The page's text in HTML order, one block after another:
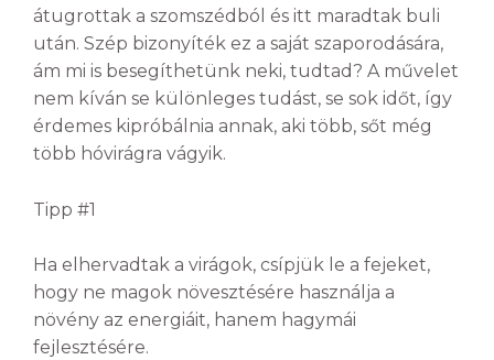
átugrottak a szomszédból és itt maradtak buli
után. Szép bizonyíték ez a saját szaporodására,
ám mi is besegíthetünk neki, tudtad? A művelet
nem kíván se különleges tudást, se sok időt, így
érdemes kipróbálnia annak, aki több, sőt még
több hóvirágra vágyik.
Tipp #1
Ha elhervadtak a virágok, csípjük le a fejeket,
hogy ne magok növesztésére használja a
növény az energiáit, hanem hagymái
fejlesztésére.